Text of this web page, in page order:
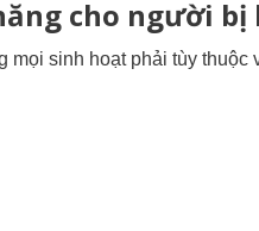
cho người
sinh hoạt phải tùy thuộc